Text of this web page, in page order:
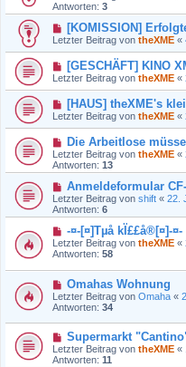
Antworten: 3
[KOMISSION]
Letzter Beitrag von theXME «
[GESCHÄFT] KINO
Letzter Beitrag von theXME «
[HAUS] theXME's
Letzter Beitrag von theXME «
Die Arbeitlose
Letzter Beitrag von theXME «
Antworten: 13
Anmeldeformular
Letzter Beitrag von shift « 22.
Antworten: 6
-¤-[¤]Tµå kÏ££å®[¤]-
Letzter Beitrag von theXME «
Antworten: 58
Omahas Wohnung
Letzter Beitrag von Omaha «
Antworten: 34
Supermarkt
Letzter Beitrag von theXME «
Antworten: 11